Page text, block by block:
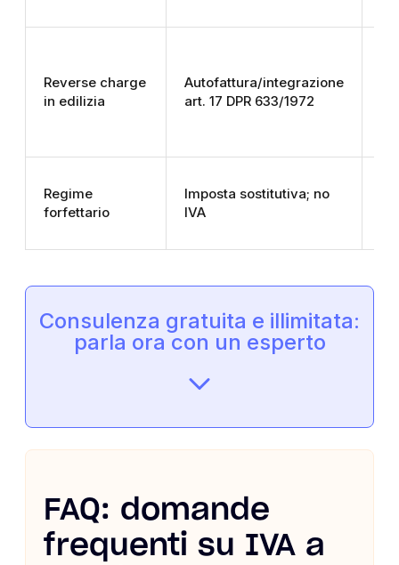
Reverse charge
in edilizia
Autofattura/integrazione
art. 17 DPR 633/1972
Regime
forfettario
Imposta sostitutiva; no
IVA
Consulenza gratuita e illimitata:
parla ora con un esperto
FAQ: domande
frequenti su IVA a